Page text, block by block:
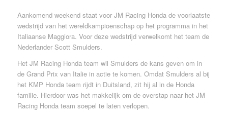
Aankomend weekend staat voor JM Racing Honda de voorlaatste
wedstrijd van het wereldkampioenschap op het programma in het
Italiaanse Maggiora. Voor deze wedstrijd verwelkomt het team de
Nederlander Scott Smulders.
Het JM Racing Honda team wil Smulders de kans geven om in
de Grand Prix van Italie in actie te komen. Omdat Smulders al bij
het KMP Honda team rijdt in Duitsland, zit hij al in de Honda
familie. Hierdoor was het makkelijk om de overstap naar het JM
Racing Honda team soepel te laten verlopen.